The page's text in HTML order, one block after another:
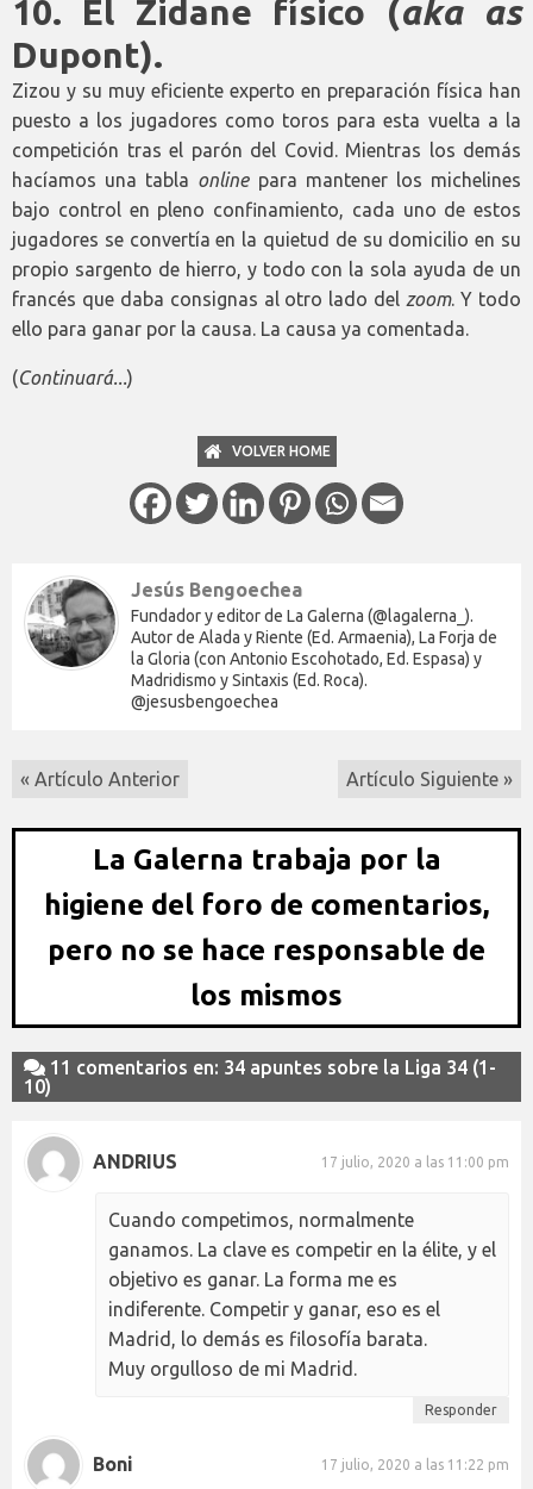
10. El Zidane físico (aka as
Dupont).
Zizou y su muy eficiente experto en preparación física han
puesto a los jugadores como toros para esta vuelta a la
competición tras el parón del Covid. Mientras los demás
hacíamos una tabla onlinepara mantener los michelines
bajo control en pleno confinamiento, cada uno de estos
jugadores se convertía en la quietud de su domicilio en su
propio sargento de hierro, y todo con la sola ayuda de un
francés que daba consignas al otro lado del zoom. Y todo
ello para ganar por la causa. La causa ya comentada.
(Continuará...)
VOLVER HOME
Jesús Bengoechea
Fundador y editor de La Galerna (@lagalerna_).
Autor de Alada y Riente (Ed. Armaenia), La Forja de
la Gloria (con Antonio Escohotado, Ed. Espasa) y
Madridismo y Sintaxis (Ed. Roca).
@jesusbengoechea
« Artículo Anterior Artículo Siguiente »
La Galerna trabaja por la
higiene del foro de comentarios,
pero no se hace responsable de
los mismos
11 comentarios en: 34 apuntes sobre la Liga 34 (1-
10)
ANDRIUS 17 julio, 2020 a las 11:00 pm
Cuando competimos, normalmente
ganamos. La clave es competir en la élite, y el
objetivo es ganar. La forma me es
indiferente. Competir y ganar, eso es el
Madrid, lo demás es filosofía barata.
Muy orgulloso de mi Madrid.
Responder
Boni 17 julio, 2020 a las 11:22 pm